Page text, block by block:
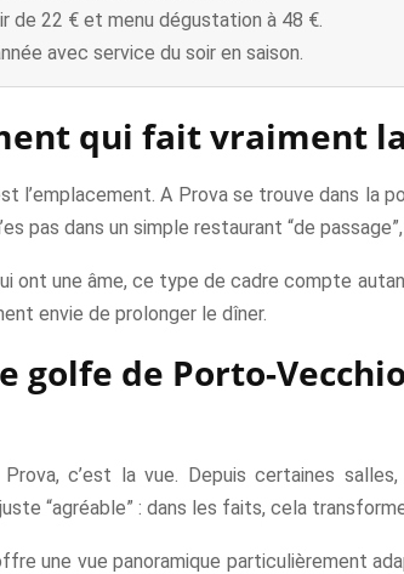
de 22 € et menu dégustation à 48 €.
avec service du soir en saison.
qui fait vraiment
l’emplacement. A Prova se trouve dans
pas dans un simple restaurant “de
ont une âme, ce type de cadre compte
envie de prolonger le dîner.
golfe de Porto-
Prova, c’est la vue. Depuis certaines
juste “agréable” : dans les faits, cela
une vue panoramique particulièrement